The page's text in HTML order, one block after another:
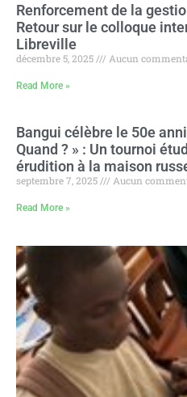
Renforcement de la
Retour sur le colloque
Libreville
décembre 5, 2025 Aucun
Read More »
Bangui célèbre le 50e
Quand ? » : Un tournoi
érudition à la maison
septembre 7, 2025 Aucun
Read More »